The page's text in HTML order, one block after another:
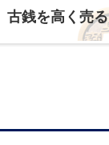
古銭を高く売る